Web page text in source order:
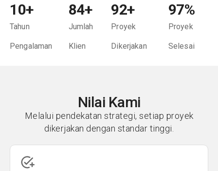
Tahun
Pengalaman
10+
Jumlah
Klien
84+
Proyek
Dikerjakan
92+
Proyek
Selesai
97%
Nilai Kami
Melalui pendekatan strategi, setiap proyek
dikerjakan dengan standar tinggi.